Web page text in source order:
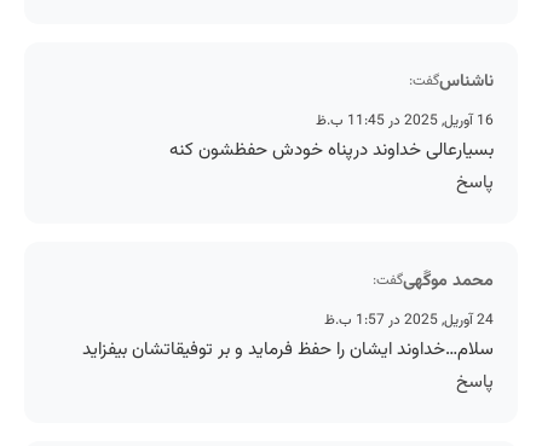
ناشناسگفت:
16 آوریل, 2025 در 11:45 ب.ظ
بسیارعالی خداوند درپناه خودش حفظشون کنه
پاسخ
محمد موگَهیگفت:
24 آوریل, 2025 در 1:57 ب.ظ
سلام…خداوند ایشان را حفظ فرماید و بر توفيقاتشان بیفزاید
پاسخ